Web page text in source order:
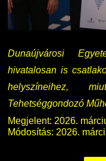
Dunaújvárosi
hivatalosan is
helyszíneihez,
Tehetséggondozó
Megjelent: 2026.
Módosítás: 2026.